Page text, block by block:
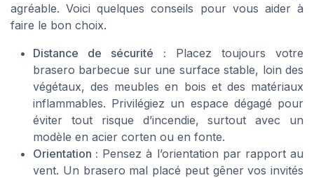
agréable. Voici quelques conseils pour vous aider à
faire le bon choix.
Distance de sécurité : Placez toujours votre
brasero barbecue sur une surface stable, loin des
végétaux, des meubles en bois et des matériaux
inflammables. Privilégiez un espace dégagé pour
éviter tout risque d’incendie, surtout avec un
modèle en acier corten ou en fonte.
Orientation : Pensez à l’orientation par rapport au
vent. Un brasero mal placé peut gêner vos invités